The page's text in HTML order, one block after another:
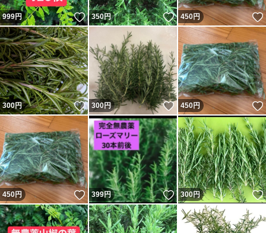
999円 いいね！
350円 いいね！
450円
300円 いいね！
300円 いいね！
450円
450円 いいね！
399円 いいね！
300円